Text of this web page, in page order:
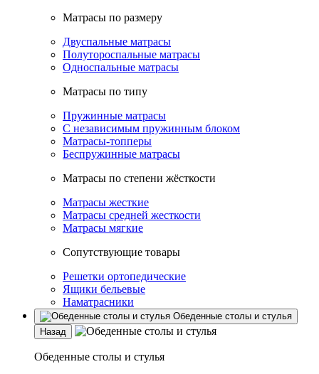
Матрасы по размеру
Двуспальные матрасы
Полутороспальные матрасы
Односпальные матрасы
Матрасы по типу
Пружинные матрасы
С независимым пружинным блоком
Матрасы-топперы
Беспружинные матрасы
Матрасы по степени жёсткости
Матрасы жесткие
Матрасы средней жесткости
Матрасы мягкие
Сопутствующие товары
Решетки ортопедические
Ящики бельевые
Наматрасники
Обеденные столы и стулья
Назад
Обеденные столы и стулья